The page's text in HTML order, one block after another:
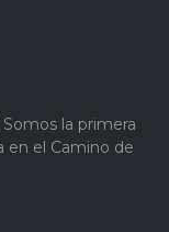
la primera
en el Camino de